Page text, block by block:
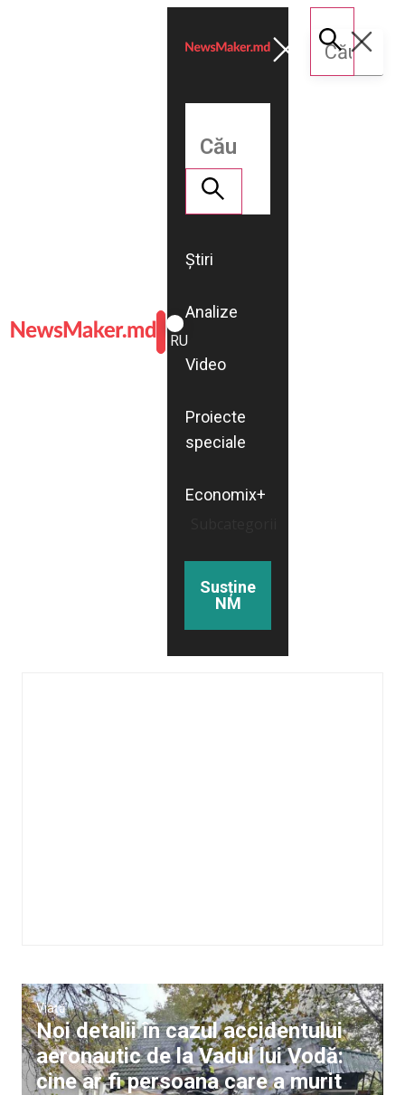
ROMÂNĂ
RU
Știri
Analize
Video
Proiecte
speciale
Economix+
Susține
NM
Viață
Noi detalii în cazul accidentului
aeronautic de la Vadul lui Vodă:
cine ar fi persoana care a murit